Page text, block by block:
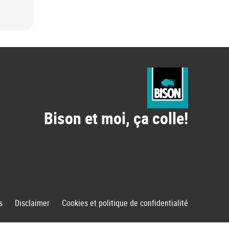
Bison et moi, ça colle!
Disclaimer Cookies et politique de confidentialité